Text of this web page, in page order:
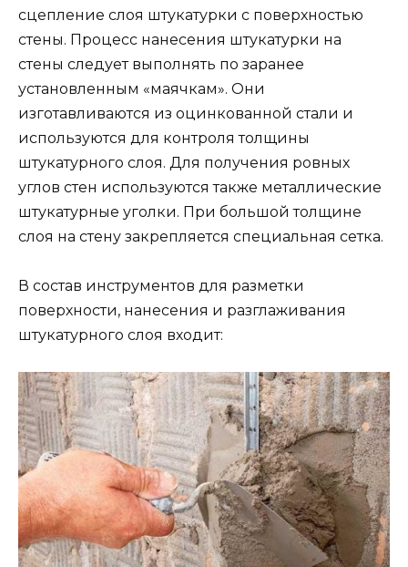
сцепление слоя штукатурки с поверхностью
стены. Процесс нанесения штукатурки на
стены следует выполнять по заранее
установленным «маячкам». Они
изготавливаются из оцинкованной стали и
используются для контроля толщины
штукатурного слоя. Для получения ровных
углов стен используются также металлические
штукатурные уголки. При большой толщине
слоя на стену закрепляется специальная сетка.
В состав инструментов для разметки
поверхности, нанесения и разглаживания
штукатурного слоя входит: